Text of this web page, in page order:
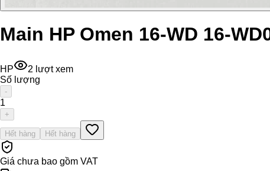
Main HP Omen 16-WD 16-
HP 2 lượt xem
Số lượng
-
1
+
Hết hàng Hết hàng
Giá chưa bao gồm VAT